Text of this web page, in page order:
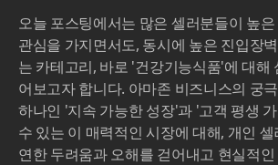
오늘 포스팅에서는 많은 셀러분들이 높
관심을 가지면서도, 동시에 높은 진입장
는 카테고리, 바로 '건강기능식품'에 대해
어보고자 합니다. 아마존 비즈니스의 궁
하나인 '지속 가능한 성장'과 '고객 평생
수 있는 이 매력적인 시장에 대해, 개인
연한 두려움과 오해를 걷어내고 현실적